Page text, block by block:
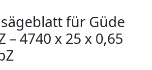
für Güde
– 4740 x 25 x 0,65